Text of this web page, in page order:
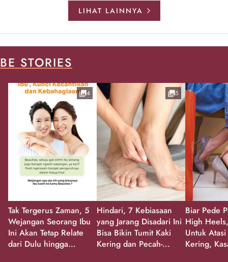
LIHAT LAINNYA
BE STORIES
Tak Tergerus Zaman, 5
Wejangan Seorang Ibu
Ini Akan Tetap Relate
dari Dulu hingga
4
Hindari, 7 Kebiasaan
yang Jarang Disadari Ini
Bisa Bikin Tumit Kaki
Kering dan Pecah-
5
Biar Pede
High
Untuk
Kering,